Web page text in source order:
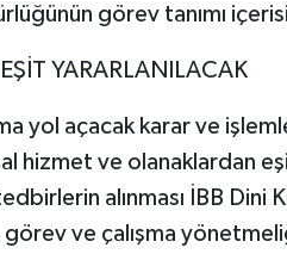
görev tanımı
YARARLANILACAK
yol açacak karar ve
hizmet ve olanaklardan
alınması İBB Dini
görev ve çalışma